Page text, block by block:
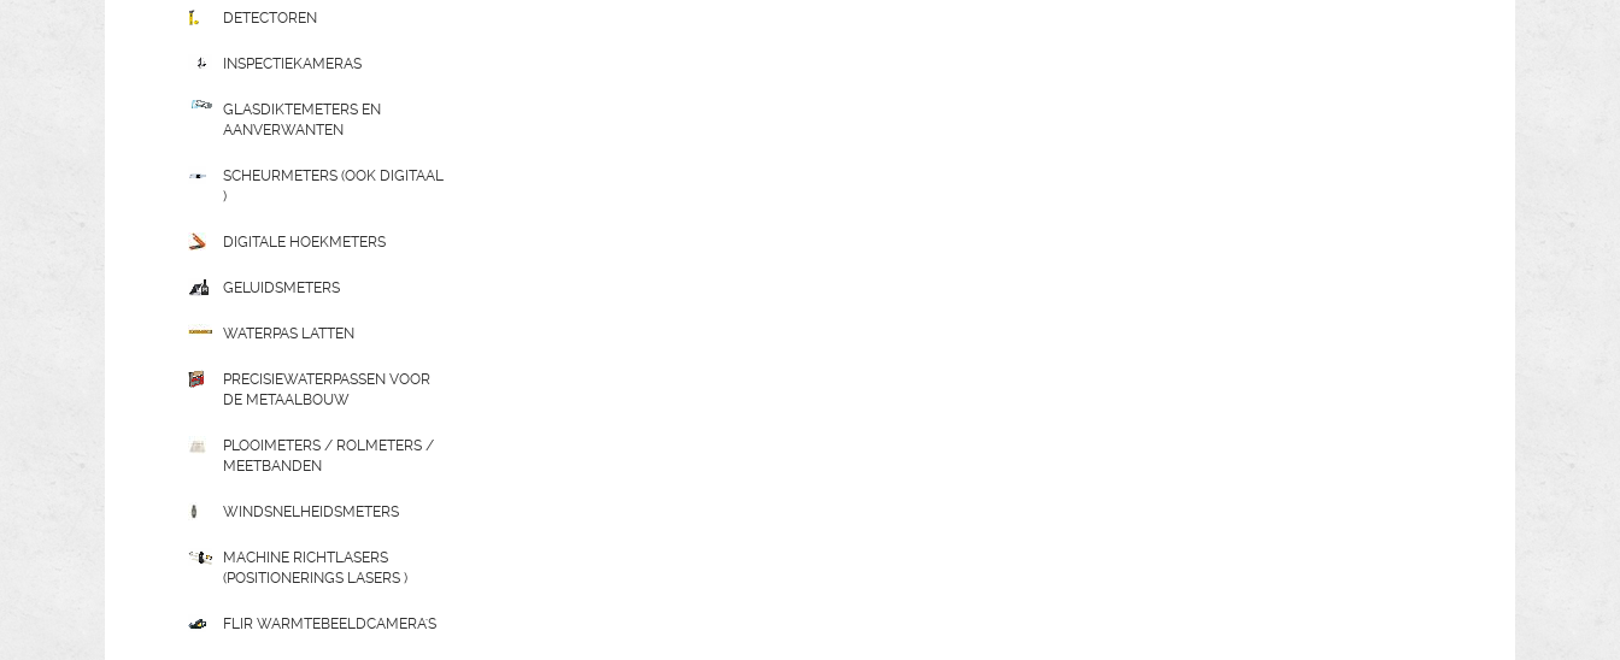
DETECTOREN
INSPECTIEKAMERAS
GLASDIKTEMETERS EN
AANVERWANTEN
SCHEURMETERS (OOK DIGITAAL
)
DIGITALE HOEKMETERS
GELUIDSMETERS
WATERPAS LATTEN
PRECISIEWATERPASSEN VOOR
DE METAALBOUW
PLOOIMETERS / ROLMETERS /
MEETBANDEN
WINDSNELHEIDSMETERS
MACHINE RICHTLASERS
(POSITIONERINGS LASERS )
FLIR WARMTEBEELDCAMERA'S